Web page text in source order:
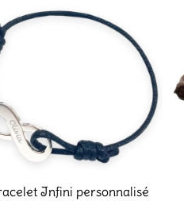
Infini personnalisé